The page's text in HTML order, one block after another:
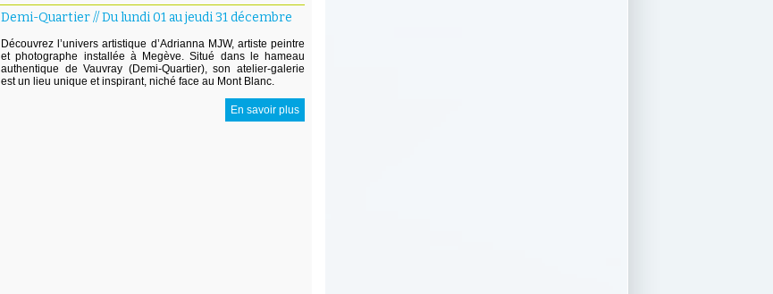
Demi-Quartier//Du lundi 01 au jeudi 31 décembre
Découvrez l’univers artistique d’Adrianna MJW, artiste peintre
et photographe installée à Megève. Situé dans le hameau
authentique de Vauvray (Demi-Quartier), son atelier-galerie
est un lieu unique et inspirant, niché face au Mont Blanc.
En savoir plus